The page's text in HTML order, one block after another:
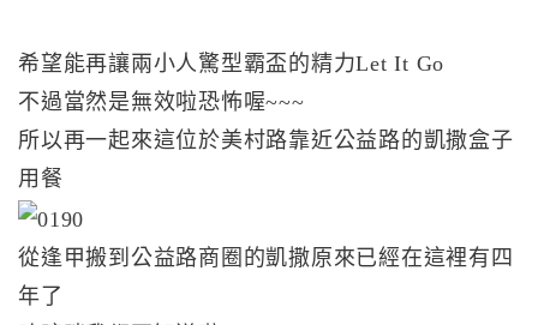
希望能再讓兩小人驚型霸盃的精力Let It Go
不過當然是無效啦恐怖喔~~~
所以再一起來這位於美村路靠近公益路的凱撒盒子
用餐
從逢甲搬到公益路商圈的凱撒原來已經在這裡有四
年了